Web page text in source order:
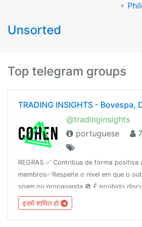
∘
Unsorted
Top telegram groups
@tradinginsights
portuguese
REGRAS ✅ Contribua de forma positiva
membros✅Respeite o nível em que o
spam ou propaganda 🚫 É proibido
O grupo não é suporte ou ouvidoria. Site:
http://rodrigocohen.com.br
इसमें शामिल हो